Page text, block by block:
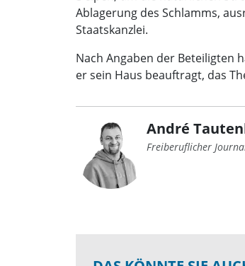
Ablagerung des Schlamms,
Staatskanzlei.
Nach Angaben der Beteiligten
er sein Haus beauftragt, das
André
Freiberuflicher